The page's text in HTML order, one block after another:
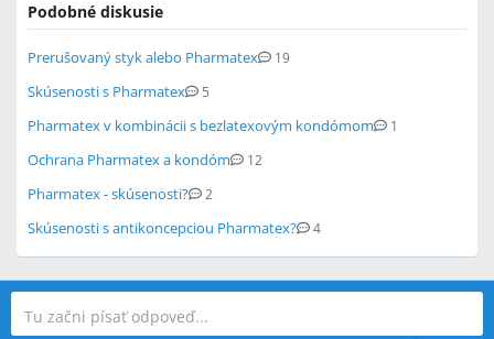
Podobné diskusie
Prerušovaný styk alebo Pharmatex 19
Skúsenosti s Pharmatex 5
Pharmatex v kombinácii s bezlatexovým kondómom 1
Ochrana Pharmatex a kondóm 12
Pharmatex - skúsenosti? 2
Skúsenosti s antikoncepciou Pharmatex? 4